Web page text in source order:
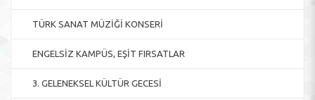
TÜRK SANAT MÜZİĞİ KONSERİ
ENGELSİZ KAMPÜS, EŞİT FIRSATLAR
3. GELENEKSEL KÜLTÜR GECESİ